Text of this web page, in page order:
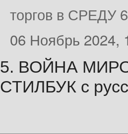
торгов в СРЕДУ
06 Ноябрь 2024,
5. ВОЙНА
СТИЛБУК с